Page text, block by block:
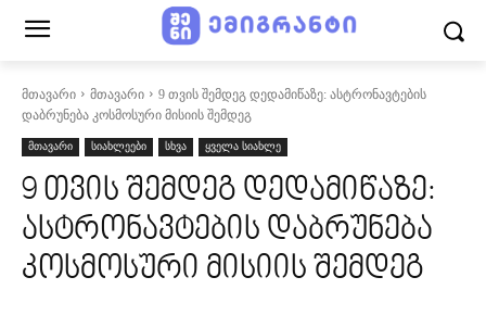
მთავარი მთავარი
9 თვის შემდეგ დედამიწაზე: ასტრონავტების
დაბრუნება კოსმოსური მისიის შემდეგ
მთავარი სიახლეები სხვა ყველა სიახლე
9 თვის შემდეგ დედამიწაზე:
ასტრონავტების დაბრუნება
კოსმოსური მისიის შემდეგ